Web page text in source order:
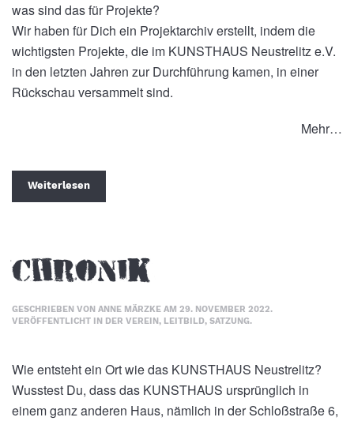
was sind das für Projekte?
Wir haben für Dich ein Projektarchiv erstellt, indem die
wichtigsten Projekte, die im KUNSTHAUS Neustrelitz e.V.
in den letzten Jahren zur Durchführung kamen, in einer
Rückschau versammelt sind.
Mehr…
Weiterlesen
Chronik
GESCHRIEBEN VON ANNE MÄRZKE AM 29. NOVEMBER 2022.
VERÖFFENTLICHT IN DER VEREIN, LEITBILD, SATZUNG.
Wie entsteht ein Ort wie das KUNSTHAUS Neustrelitz?
Wusstest Du, dass das KUNSTHAUS ursprünglich in
einem ganz anderen Haus, nämlich in der Schloßstraße 6,